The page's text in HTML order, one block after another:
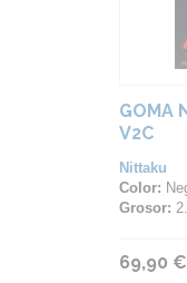
GOMA
V2C
Nittaku
Color:
Grosor:
69,90 €